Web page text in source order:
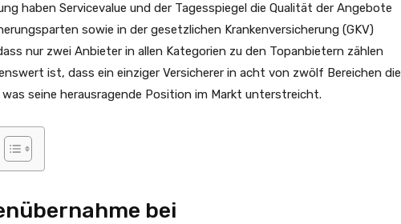
haben Servicevalue und der Tagesspiegel die Qualität der Angebote
sowie in der gesetzlichen Krankenversicherung (GKV)
nur zwei Anbieter in allen Kategorien zu den Topanbietern zählen
ist, dass ein einziger Versicherer in acht von zwölf Bereichen die
seine herausragende Position im Markt unterstreicht.
bei